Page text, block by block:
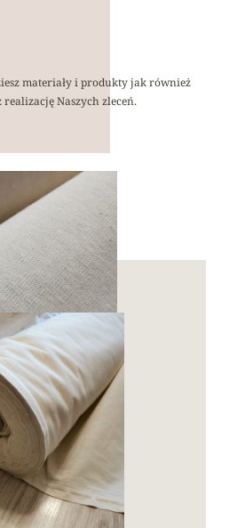
materiały i produkty jak również
Naszych zleceń.